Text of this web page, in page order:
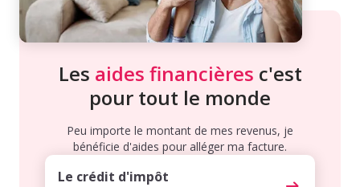
Les aides financières c'est
pour tout le monde
Peu importe le montant de mes revenus, je
bénéficie d'aides pour alléger ma facture.
Le crédit d'impôt